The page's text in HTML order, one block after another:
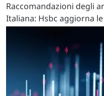
Raccomandazioni degli
Italiana: Hsbc aggiorna